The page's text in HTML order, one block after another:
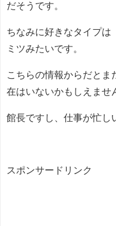
だそうです。
ちなみに好きなタイプは
ミツみたいです。
こちらの情報からだとま
在はいないかもしえませ
館長ですし、仕事が忙し
スポンサードリンク